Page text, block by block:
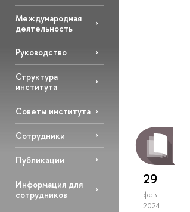
Международная
деятельность
Руководство
Структура
института
Советы института
Сотрудники
Публикации
Информация для
сотрудников
29
фев
2024